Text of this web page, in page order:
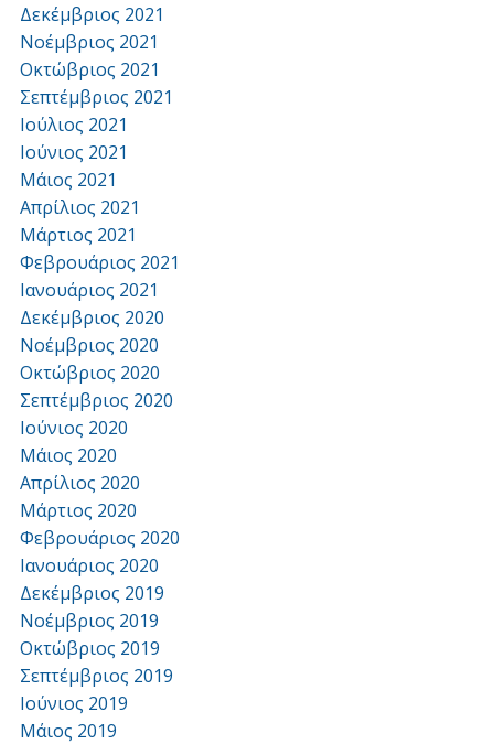
Δεκέμβριος 2021
Νοέμβριος 2021
Οκτώβριος 2021
Σεπτέμβριος 2021
Ιούλιος 2021
Ιούνιος 2021
Μάιος 2021
Απρίλιος 2021
Μάρτιος 2021
Φεβρουάριος 2021
Ιανουάριος 2021
Δεκέμβριος 2020
Νοέμβριος 2020
Οκτώβριος 2020
Σεπτέμβριος 2020
Ιούνιος 2020
Μάιος 2020
Απρίλιος 2020
Μάρτιος 2020
Φεβρουάριος 2020
Ιανουάριος 2020
Δεκέμβριος 2019
Νοέμβριος 2019
Οκτώβριος 2019
Σεπτέμβριος 2019
Ιούνιος 2019
Μάιος 2019